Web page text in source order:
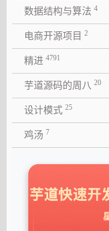
数据结构与算法 4
电商开源项目 2
精进 4791
芋道源码的周八 20
设计模式 25
鸡汤 7